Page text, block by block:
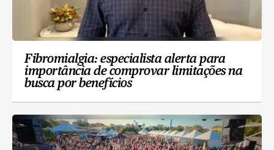
Fibromialgia: especialista alerta para
importância de comprovar limitações na
busca por benefícios